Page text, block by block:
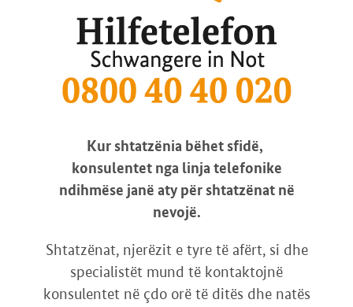
Kur shtatzënia bëhet sfidë,
konsulentet nga linja telefonike
ndihmëse janë aty për shtatzënat në
nevojë.
Shtatzënat, njerëzit e tyre të afërt, si dhe
specialistët mund të kontaktojnë
konsulentet në çdo orë të ditës dhe natës